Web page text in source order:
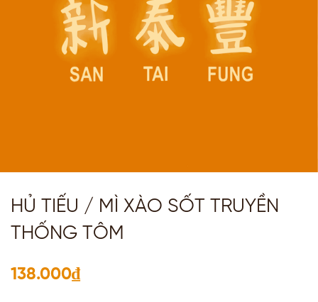
HỦ TIẾU / MÌ XÀO SỐT TRUYỀN
THỐNG TÔM
138.000₫